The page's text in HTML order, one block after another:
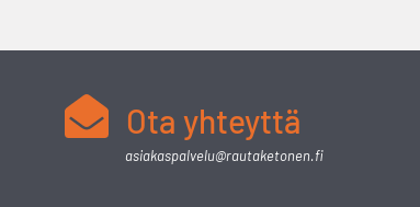
Ota yhteyttä
asiakaspalvelu@rautaketonen.fi